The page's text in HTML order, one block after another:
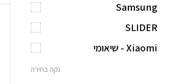
Samsung
SLIDER
Xiaomi - שיאומי
נקה בחירה